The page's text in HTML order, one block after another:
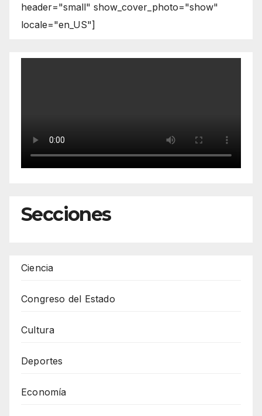
header="small" show_cover_photo="show"
locale="en_US"]
Secciones
Ciencia
Congreso del Estado
Cultura
Deportes
Economía